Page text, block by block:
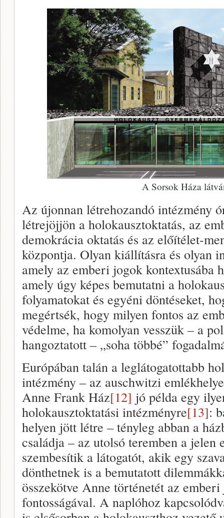
A Sorsok Háza
Az újonnan létrehozandó intézmény
létrejöjjön a holokausztoktatás, az
demokrácia oktatás és az előítélet-
központja. Olyan kiállításra és olyan
amely az emberi jogok kontextusába
amely úgy képes bemutatni a
folyamatokat és egyéni döntéseket,
megértsék, hogy milyen fontos az
védelme, ha komolyan vesszük – a
hangoztatott – „soha többé”
Európában talán a leglátogatottabb
intézmény – az auschwitzi
Anne Frank Ház[12] jó példa egy
holokausztoktatási intézményre[13]:
helyen jött létre – tényleg abban a
családja – az utolsó teremben a
szembesítik a látogatót, akik egy
dönthetnek is a bemutatott
összekötve Anne történetét az
fontosságával. A naplóhoz